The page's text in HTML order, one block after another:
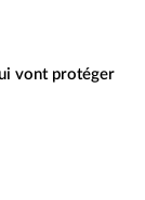
vont protéger